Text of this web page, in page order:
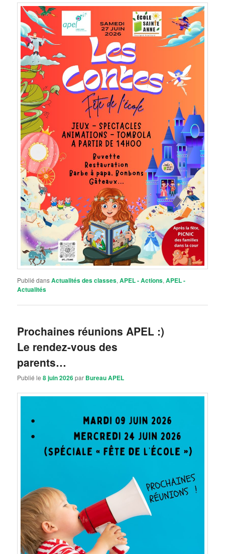
Publié dansActualités des classes,APEL - Actions,APEL -
Actualités
Prochaines réunions APEL :)
Le rendez-vous des
parents…
Publié le8 juin 2026par Bureau APEL